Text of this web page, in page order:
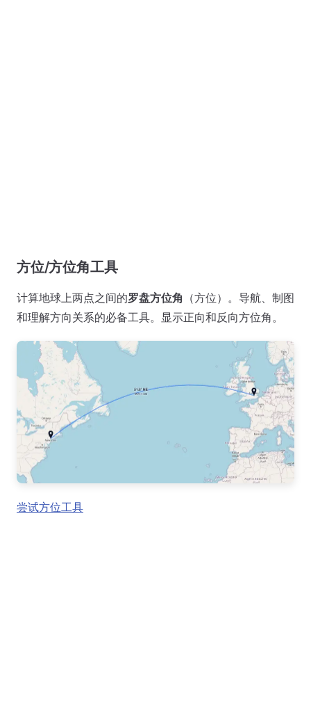
方位/方位角工具
计算地球上两点之间的罗盘方位角 （方位）。导航、制图
和理解方向关系的必备工具。显示正向和反向方位角。
尝试方位工具